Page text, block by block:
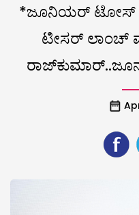
*ಜೂನಿಯರ್ ಟೋಸ್
ಟೀಸರ್ ಲಾಂಚ್‌